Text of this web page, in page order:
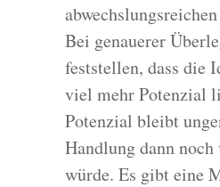
Bei genauerer
feststellen, dass die
viel mehr Potenzial
Potenzial bleibt
Handlung dann
würde. Es gibt eine